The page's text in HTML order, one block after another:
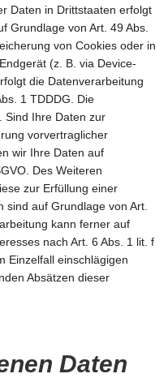
Daten in Drittstaaten erfolgt
Grundlage von Art. 49 Abs.
von Cookies oder in
(z. B. via Device-
die Datenverarbeitung
1 TDDDG. Die
Sind Ihre Daten zur
vorvertraglicher
wir Ihre Daten auf
Des Weiteren
zur Erfüllung einer
sind auf Grundlage von Art.
kann ferner auf
nach Art. 6 Abs. 1 lit. f
Einzelfall einschlägigen
Absätzen dieser
Daten